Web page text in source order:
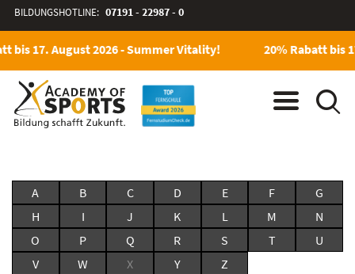
BILDUNGSHOTLINE: 07191 - 22987 - 0
bis 17. August 2026 - Summer Vitality! 20% Rabatt bis
A B C D E F
G
H
I J K L M
N
O
P Q R S T
U
V
W X Y Z